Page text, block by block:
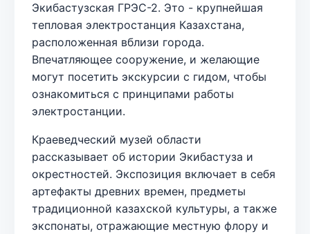
Экибастузская ГРЭС-2. Это - крупнейшая
тепловая электростанция Казахстана,
расположенная вблизи города.
Впечатляющее сооружение, и желающие
могут посетить экскурсии с гидом, чтобы
ознакомиться с принципами работы
электростанции.
Краеведческий музей области
рассказывает об истории Экибастуза и
окрестностей. Экспозиция включает в себя
артефакты древних времен, предметы
традиционной казахской культуры, а также
экспонаты, отражающие местную флору и